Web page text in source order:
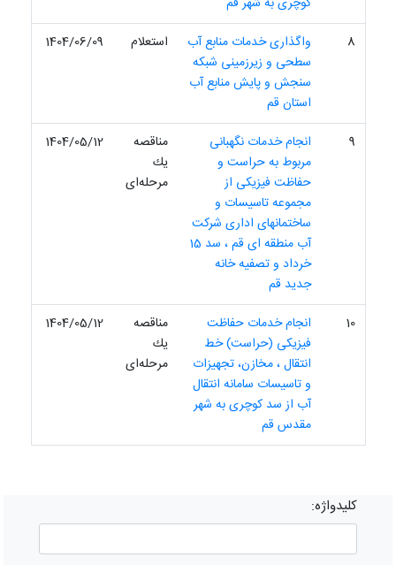
8
واگذاری خدمات منابع آب
سطحی و زیرزمینی شبکه
سنجش و پایش منابع آب
استان قم
استعلام 1404/06/09
9
انجام خدمات نگهبانی
مربوط به حراست و
حفاظت فیزیکی از
مجموعه تاسیسات و
ساختمانهای اداری شرکت
آب منطقه ای قم ، سد 15
خرداد و تصفیه خانه
جدید قم
مناقصه
یك
مرحله‌ای
1404/05/12
10
انجام خدمات حفاظت
فیزیکی (حراست) خط
انتقال ، مخازن، تجهیزات
و تاسیسات سامانه انتقال
آب از سد کوچری به شهر
مقدس قم
مناقصه
یك
مرحله‌ای
1404/05/12
کلیدواژه: